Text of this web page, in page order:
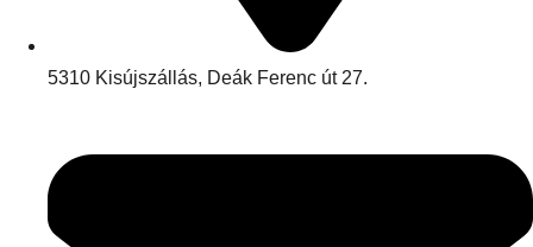
5310 Kisújszállás, Deák Ferenc út 27.